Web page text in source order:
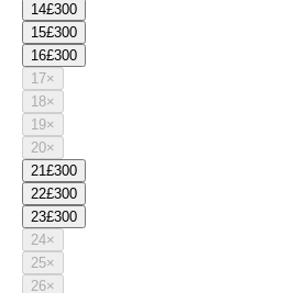
14£300
15£300
16£300
17×
18×
19×
20×
21£300
22£300
23£300
24×
25×
26×